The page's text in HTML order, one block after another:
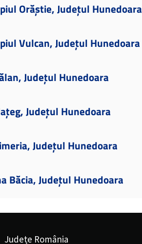
Orăștie, Județul Hunedoara
Vulcan, Județul Hunedoara
Județul Hunedoara
Județul Hunedoara
Județul Hunedoara
Băcia, Județul Hunedoara
Județe România